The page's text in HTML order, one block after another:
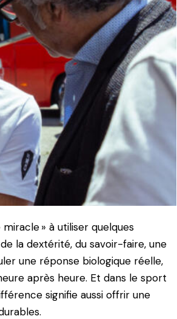
» à utiliser quelques
la dextérité, du savoir-faire, une
une réponse biologique réelle,
après heure. Et dans le sport
signifie aussi offrir une